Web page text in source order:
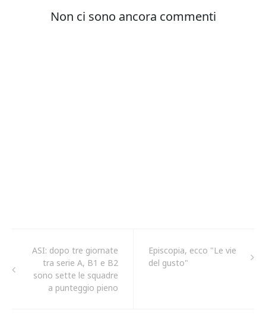
ASI: dopo tre giornate
tra serie A, B1 e B2
sono sette le squadre
a punteggio pieno
Episcopia, ecco "Le vie
del gusto"